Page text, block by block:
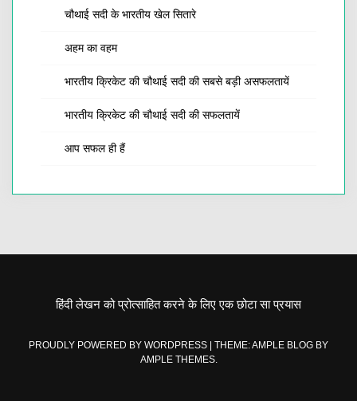
चौथाई सदी के भारतीय खेल सितारे
अहम का वहम
भारतीय क्रिकेट की चौथाई सदी की सबसे बड़ी असफलतायें
भारतीय क्रिकेट की चौथाई सदी की सफलतायें
आप सफल ही हैं
हिंदी लेखन को प्रोत्साहित करने के लिए एक छोटा सा प्रयास
PROUDLY POWERED BY WORDPRESS
THEME: AMPLE BLOG BY
AMPLE THEMES.